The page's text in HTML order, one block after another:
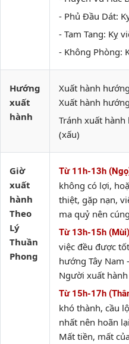
- Phủ Đầu Dát:
- Tam Tang: Kỵ
- Không Phòng:
Hướng
xuất
hành
Xuất hành
Xuất hành
Tránh xuất hành
(xấu)
Giờ
xuất
hành
Theo
Lý
Thuần
Phong
Từ 11h-13h
không có lợi,
thiệt, gặp nạn,
ma quỷ nên
Từ 13h-15h
việc đều được
hướng Tây Nam
Người xuất
Từ 15h-17h
khó thành, cầu
nhất nên hoãn
Mất tiền, mất